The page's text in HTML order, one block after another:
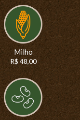
Milho
R$ 48,00